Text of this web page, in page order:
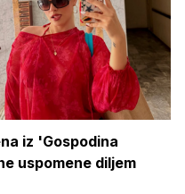
iz 'Gospodina
uspomene diljem